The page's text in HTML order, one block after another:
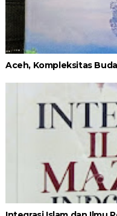
Aceh, Kompleksitas